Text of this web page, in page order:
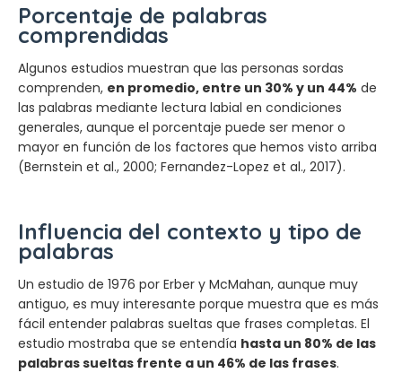
Porcentaje de palabras
comprendidas
Algunos estudios muestran que las personas sordas
comprenden, en promedio, entre un 30% y un 44% de
las palabras mediante lectura labial en condiciones
generales, aunque el porcentaje puede ser menor o
mayor en función de los factores que hemos visto arriba
(Bernstein et al., 2000; Fernandez-Lopez et al., 2017).
Influencia del contexto y tipo de
palabras
Un estudio de 1976 por Erber y McMahan, aunque muy
antiguo, es muy interesante porque muestra que es más
fácil entender palabras sueltas que frases completas. El
estudio mostraba que se entendía hasta un 80% de las
palabras sueltas frente a un 46% de las frases.